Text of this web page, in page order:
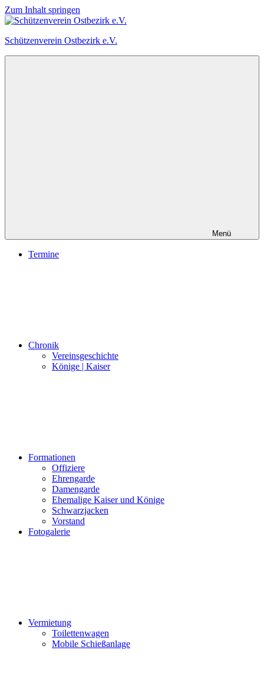
Zum Inhalt springen
Schützenverein Ostbezirk e.V.
Menü
Termine
Chronik
Vereinsgeschichte
Könige | Kaiser
Formationen
Offiziere
Ehrengarde
Damengarde
Ehemalige Kaiser und Könige
Schwarzjacken
Vorstand
Fotogalerie
Vermietung
Toilettenwagen
Mobile Schießanlage